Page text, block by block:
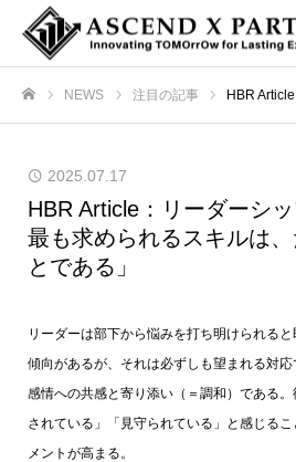
NEWS 注目の記事 HBR Article：リーダーシッ
2025.07.17
HBR Article：リーダーシ
最も求められるスキルは
とである」
リーダーは部下から悩みを打ち明けられる
傾向があるが、それは必ずしも望まれる対応
感情への共感と寄り添い（＝調和）である
されている」「見守られている」と感じる
メントが高まる。